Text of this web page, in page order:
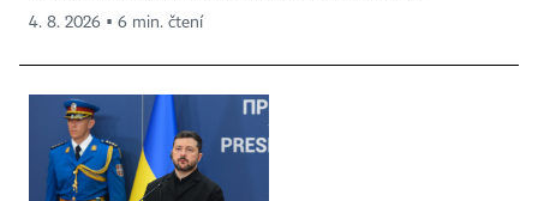
4. 8. 2026 ▪ 6 min. čtení